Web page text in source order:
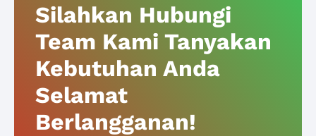
Silahkan Hubungi
Team Kami Tanyakan
Kebutuhan Anda
Selamat
Berlangganan!